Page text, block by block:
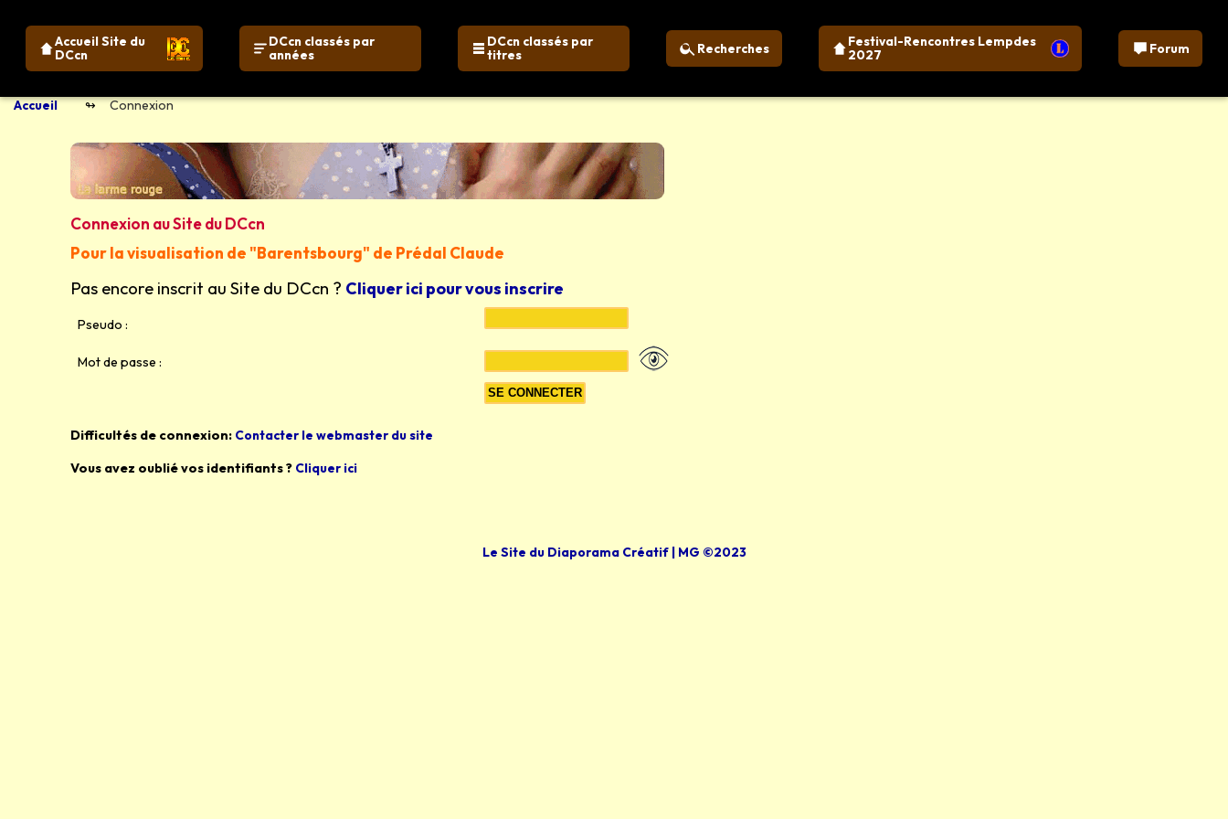
Accueil Connexion
Accueil Site du
DCcn
DCcn classés par
années
DCcn classés par
titres
Recherches
Festival-Rencontres Lempdes
2027
Forum
Connexion au Site du DCcn
Pour la visualisation de "Barentsbourg" de Prédal Claude
Pas encore inscrit au Site du DCcn ? Cliquer ici pour vous inscrire
Pseudo :
Mot de passe :
Difficultés de connexion: Contacter le webmaster du site
Vous avez oublié vos identifiants ? Cliquer ici
Le Site du Diaporama Créatif | MG ©2023